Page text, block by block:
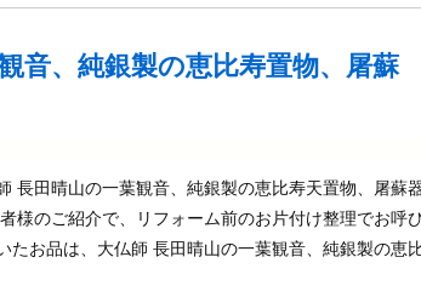
音、純銀製の恵比寿置物、屠蘇
長田晴山の一葉観音、純銀製の恵比寿天置物、屠蘇
様のご紹介で、リフォーム前のお片付け整理でお呼
たお品は、大仏師 長田晴山の一葉観音、純銀製の恵